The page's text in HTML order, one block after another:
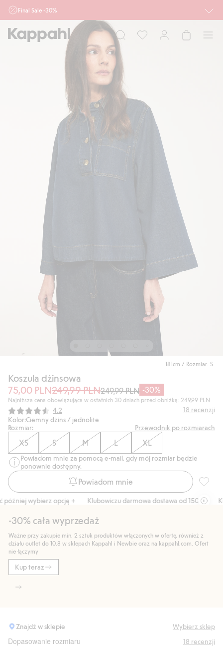
Final Sale -30%
Ważne przy zakupie min. 2 sztuk produktów włączonych w ofertę, również z
działu outlet do 10.8 w sklepach Kappahl i Newbie oraz na kappahl.com. Ofert
nie łączymy
Mężczyzna Dziecko
181cm / Rozmiar: S
Koszula dżinsowa
75,00 PLN249,99 PLN249,99 PLN -30%
Najniższa cena obowiązująca w ostatnich 30 dniach przed obniżką: 249,99 PLN
Średnia ocena:
4.2 18 recenzji
Kolor:Ciemny dżins / jednolite
Rozmiar:
Przewodnik po rozmiarach
XS S M L XL
Powiadom mnie za pomocą e-mail, gdy mój rozmiar będzie
ponownie dostępny.
Powiadom mnie
wybierz opcję + Klubowiczu darmowa dostawa od 150 zł Kup
-30% cała wyprzedaż
Ważne przy zakupie min. 2 sztuk produktów włączonych w ofertę, również z
działu outlet do 10.8 w sklepach Kappahl i Newbie oraz na kappahl.com. Ofert
nie łączymy
Kup teraz
Znajdź w sklepie Wybierz sklep
Dopasowanie rozmiaru 18 recenzji